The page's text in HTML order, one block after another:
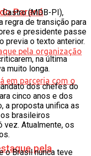
Paraná
pela
Castro (MDB-PI),
regra de transição para
e presidente passe
previa o texto anterior.
na última
muito longa.
dos chefes do
cinco anos e dos
a proposta unifica as
brasileiros
vez. Atualmente, os
o Brasil nunca teve